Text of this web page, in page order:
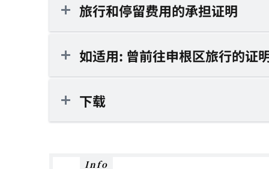
旅行和停留费用的承担证明
如适用: 曾前往申根区旅行的证
下载
Info